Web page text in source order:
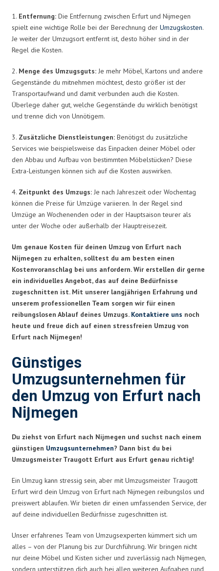
1. Entfernung: Die Entfernung zwischen Erfurt und Nijmegen
spielt eine wichtige Rolle bei der Berechnung der Umzugskosten.
Je weiter der Umzugsort entfernt ist, desto höher sind in der
Regel die Kosten.
2. Menge des Umzugsguts: Je mehr Möbel, Kartons und andere
Gegenstände du mitnehmen möchtest, desto größer ist der
Transportaufwand und damit verbunden auch die Kosten.
Überlege daher gut, welche Gegenstände du wirklich benötigst
und trenne dich von Unnötigem.
3. Zusätzliche Dienstleistungen: Benötigst du zusätzliche
Services wie beispielsweise das Einpacken deiner Möbel oder
den Abbau und Aufbau von bestimmten Möbelstücken? Diese
Extra-Leistungen können sich auf die Kosten auswirken.
4. Zeitpunkt des Umzugs: Je nach Jahreszeit oder Wochentag
können die Preise für Umzüge variieren. In der Regel sind
Umzüge an Wochenenden oder in der Hauptsaison teurer als
unter der Woche oder außerhalb der Hauptreisezeit.
Um genaue Kosten für deinen Umzug von Erfurt nach
Nijmegen zu erhalten, solltest du am besten einen
Kostenvoranschlag bei uns anfordern. Wir erstellen dir gerne
ein individuelles Angebot, das auf deine Bedürfnisse
zugeschnitten ist. Mit unserer langjährigen Erfahrung und
unserem professionellen Team sorgen wir für einen
reibungslosen Ablauf deines Umzugs. Kontaktiere uns noch
heute und freue dich auf einen stressfreien Umzug von
Erfurt nach Nijmegen!
Günstiges
Umzugsunternehmen für
den Umzug von Erfurt nach
Nijmegen
Du ziehst von Erfurt nach Nijmegen und suchst nach einem
günstigen Umzugsunternehmen? Dann bist du bei
Umzugsmeister Traugott Erfurt aus Erfurt genau richtig!
Ein Umzug kann stressig sein, aber mit Umzugsmeister Traugott
Erfurt wird dein Umzug von Erfurt nach Nijmegen reibungslos und
preiswert ablaufen. Wir bieten dir einen umfassenden Service, der
auf deine individuellen Bedürfnisse zugeschnitten ist.
Unser erfahrenes Team von Umzugsexperten kümmert sich um
alles – von der Planung bis zur Durchführung. Wir bringen nicht
nur deine Möbel und Kisten sicher und zuverlässig nach Nijmegen,
sondern unterstützen dich auch bei allen weiteren Aufgaben rund